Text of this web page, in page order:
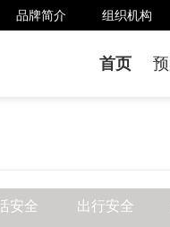
品牌简介 组织机构
首页
安全 出行安全